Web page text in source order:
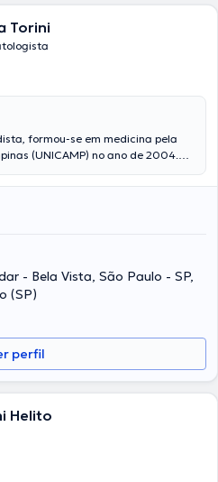
Torini
formou-se em medicina pela
(UNICAMP) no ano de 2004.
tratamento de excelência e bom
Bela Vista, na cidade de São
e com convênio. Para mais
por favor, ligue para a clínica
- Bela Vista, São Paulo - SP,
(SP)
perfil
Helito